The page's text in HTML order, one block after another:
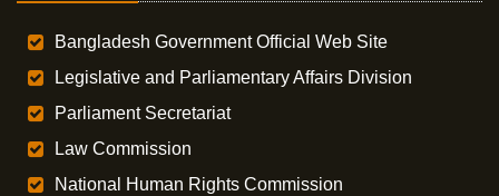
Bangladesh Government Official Web Site
Legislative and Parliamentary Affairs Division
Parliament Secretariat
Law Commission
National Human Rights Commission